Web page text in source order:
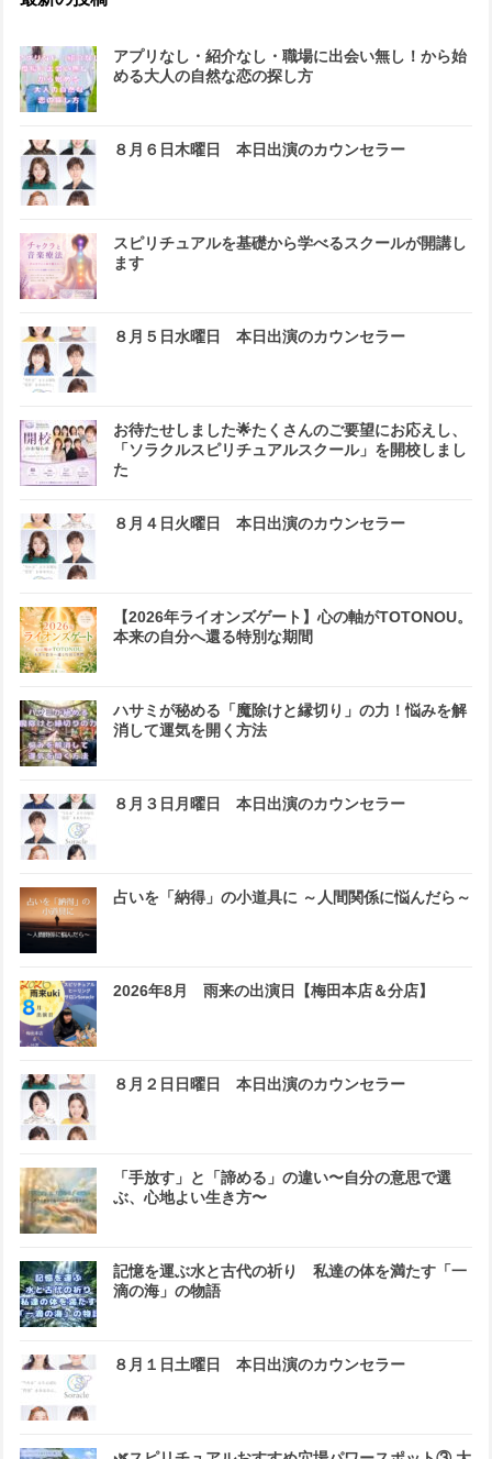
アプリなし・紹介なし・職場に出会い無し！から始
める大人の自然な恋の探し方
８月６日木曜日 本日出演のカウンセラー
スピリチュアルを基礎から学べるスクールが開講し
ます
８月５日水曜日 本日出演のカウンセラー
お待たせしました🌟たくさんのご要望にお応えし、
「ソラクルスピリチュアルスクール」を開校しまし
た
８月４日火曜日 本日出演のカウンセラー
【2026年ライオンズゲート】心の軸がTOTONOU。
本来の自分へ還る特別な期間
ハサミが秘める「魔除けと縁切り」の力！悩みを解
消して運気を開く方法
８月３日月曜日 本日出演のカウンセラー
占いを「納得」の小道具に ～人間関係に悩んだら～
2026年8月 雨来の出演日【梅田本店＆分店】
８月２日日曜日 本日出演のカウンセラー
「手放す」と「諦める」の違い〜自分の意思で選
ぶ、心地よい生き方〜
記憶を運ぶ水と古代の祈り 私達の体を満たす「一
滴の海」の物語
８月１日土曜日 本日出演のカウンセラー